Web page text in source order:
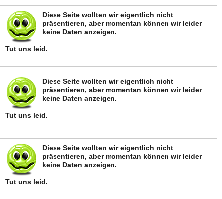
Diese Seite wollten wir eigentlich nicht
präsentieren, aber momentan können wir leider
keine Daten anzeigen.
Tut uns leid.
Diese Seite wollten wir eigentlich nicht
präsentieren, aber momentan können wir leider
keine Daten anzeigen.
Tut uns leid.
Diese Seite wollten wir eigentlich nicht
präsentieren, aber momentan können wir leider
keine Daten anzeigen.
Tut uns leid.